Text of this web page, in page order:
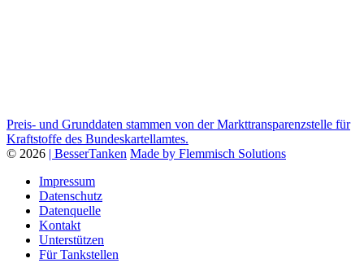
Preis- und Grunddaten stammen von der Markttransparenzstelle für
Kraftstoffe des Bundeskartellamtes.
© 2026 | BesserTanken Made by Flemmisch Solutions
Impressum
Datenschutz
Datenquelle
Kontakt
Unterstützen
Für Tankstellen